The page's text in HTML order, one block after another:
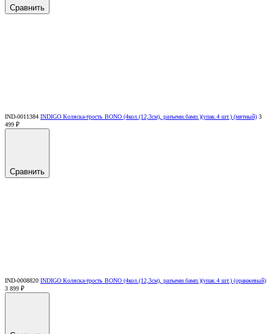
Сравнить
IND-0011384 INDIGO Коляска-трость BONO (4кол.(12,3см), разъемн.бамп.)(упак.4 шт.) (мятный) 3
499 ₽
Сравнить
IND-0008820 INDIGO Коляска-трость BONO (4кол.(12,3см), разъемн.бамп.)(упак.4 шт.) (оранжевый)
3 899 ₽